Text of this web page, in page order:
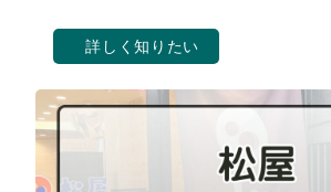
詳しく知りたい